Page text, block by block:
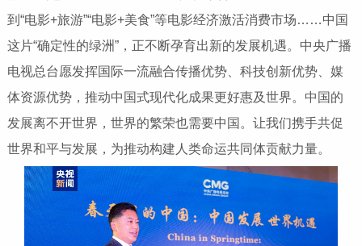
到“电影+旅游”“电影+美食”等电影经济激活消费市场……中国
这片“确定性的绿洲”，正不断孕育出新的发展机遇。中央广播
电视总台愿发挥国际一流融合传播优势、科技创新优势、媒
体资源优势，推动中国式现代化成果更好惠及世界。中国的
发展离不开世界，世界的繁荣也需要中国。让我们携手共促
世界和平与发展，为推动构建人类命运共同体贡献力量。